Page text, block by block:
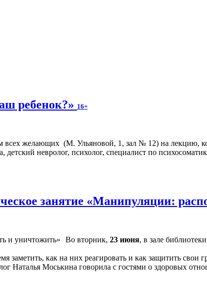
ребенок?» 16+
всех желающих (М. Ульяновой, 1, зал № 12) на лекцию,
невролог, психолог, специалист по
занятие «Манипуляции:
Во вторник, 23 июня, в зале
заметить, как на них реагировать и как защитить
Наталья Моськина говорила с гостями о здоровых